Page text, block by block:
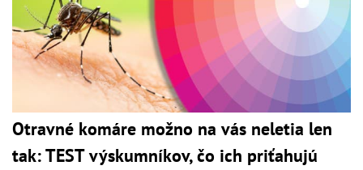
Otravné komáre možno na vás neletia len
tak: TEST výskumníkov, čo ich priťahujú